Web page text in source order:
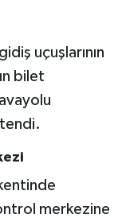
uçuşlarının
bilet
merkezine